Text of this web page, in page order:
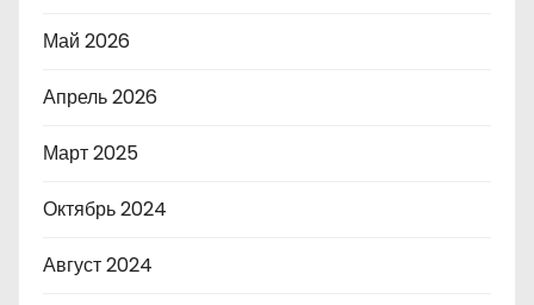
Май 2026
Апрель 2026
Март 2025
Октябрь 2024
Август 2024